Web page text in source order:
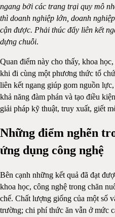
ngang bởi các trang trại quy mô
thì doanh nghiệp lớn, doanh
cận được. Phải thúc đẩy liên kết
dựng chuỗi.
Quan điểm này cho thấy, khoa
khi đi cùng một phương thức tổ
liên kết ngang giúp gom nguồn
khả năng đàm phán và tạo điều
giải pháp kỹ thuật, truy xuất, giết
Những điểm nghẽn
ứng dụng công nghệ
Bên cạnh những kết quả đã đạt
khoa học, công nghệ trong chăn
chế. Chất lượng giống của một số
trường; chi phí thức ăn vẫn ở mức